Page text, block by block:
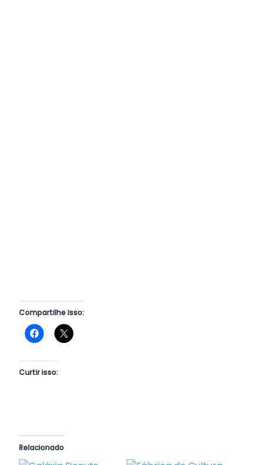
Compartilhe isso:
Curtir isso:
Relacionado